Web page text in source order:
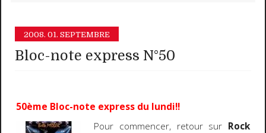
2008. 01. SEPTEMBRE
Bloc-note express N°50
50ème Bloc-note express du lundi!!
Pour commencer, retour sur Rock